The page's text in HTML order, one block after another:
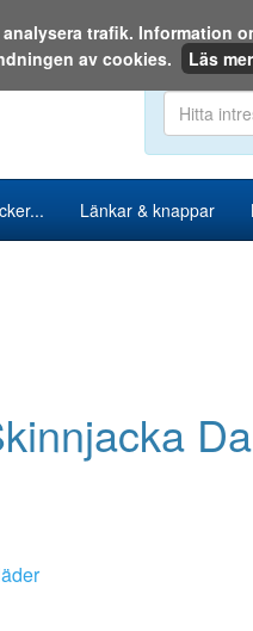
Sök i
Länkar & knappar
trafik. Information
av cookies.
Läs mer